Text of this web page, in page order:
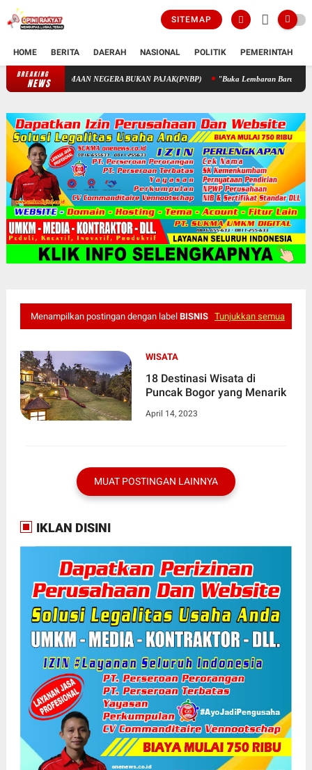
SITEMAP
HOME BERITA DAERAH NASIONAL POLITIK PEMERINTAH
BREAKING
NEWS PENGELOLAAN KEUANGAN STIK MELALUI PENERIMAAN NEGERA
Menampilkan postingan dengan label BISNIS Tunjukkan semua
WISATA
18 Destinasi Wisata di
Puncak Bogor yang Menarik
April 14, 2023
MUAT POSTINGAN LAINNYA
IKLAN DISINI